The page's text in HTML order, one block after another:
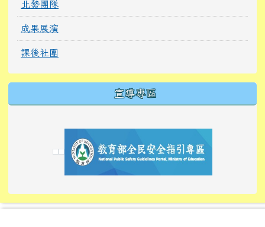
北勢團隊
成果展演
課後社團
宣導專區
link to https://
link to https://10000.gov.tw/
link to https://
link to https://10000.gov.tw/
link to https://
link to https://
link to https://i.win.org.tw/
link to https://
link to https://
link to https://
link to https://